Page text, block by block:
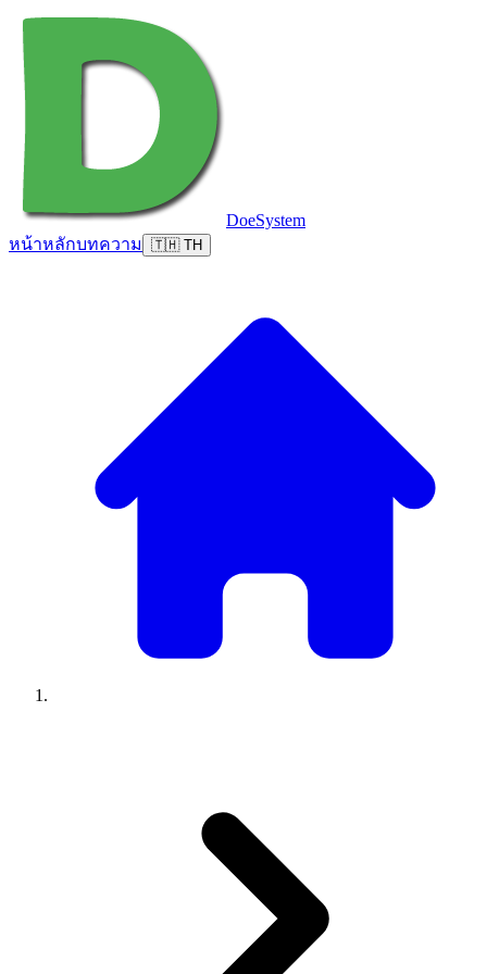
DoeSystem
หน้าหลักบทความ 🇹🇭 TH